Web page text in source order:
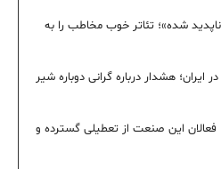
شده»؛ تئاتر خوب مخاطب را به
هشدار درباره گرانی دوباره شیر
فعالان این صنعت از تعطیلی گسترده و